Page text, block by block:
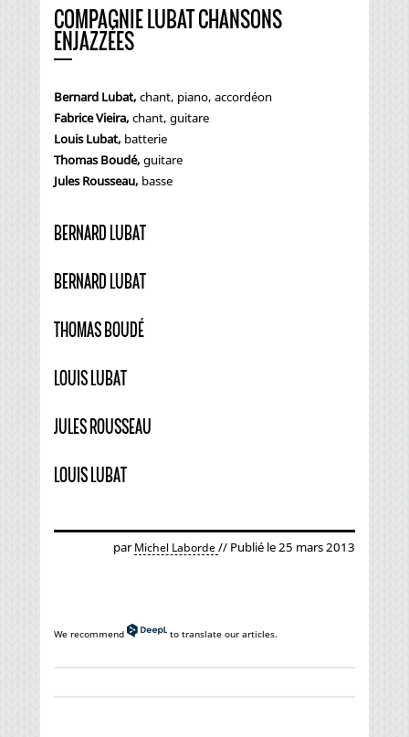
COMPAGNIE LUBAT CHANSONS
ENJAZZÉES
Bernard Lubat, chant, piano, accordéon
Fabrice Vieira, chant, guitare
Louis Lubat, batterie
Thomas Boudé, guitare
Jules Rousseau, basse
BERNARD LUBAT
BERNARD LUBAT
THOMAS BOUDÉ
LOUIS LUBAT
JULES ROUSSEAU
LOUIS LUBAT
par Michel Laborde // Publié le 25 mars 2013
We recommend to translate our articles.